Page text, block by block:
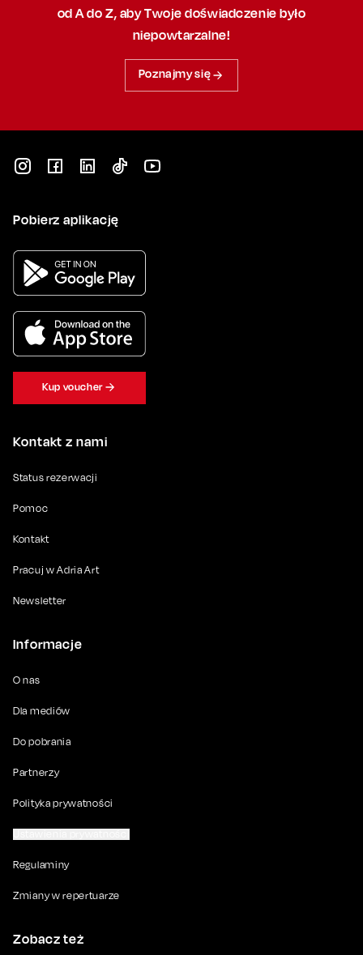
od A do Z, abyTwoje doświadczenie było
niepowtarzalne!
Poznajmy się
Kontakt z nami
Status rezerwacji
Pomoc
Kontakt
Pracuj w Adria Art
Newsletter
Informacje
O nas
Dla mediów
Do pobrania
Partnerzy
Polityka prywatności
Regulaminy
Zmiany w repertuarze
Zobacz też
Pobierz aplikację
Kup voucher